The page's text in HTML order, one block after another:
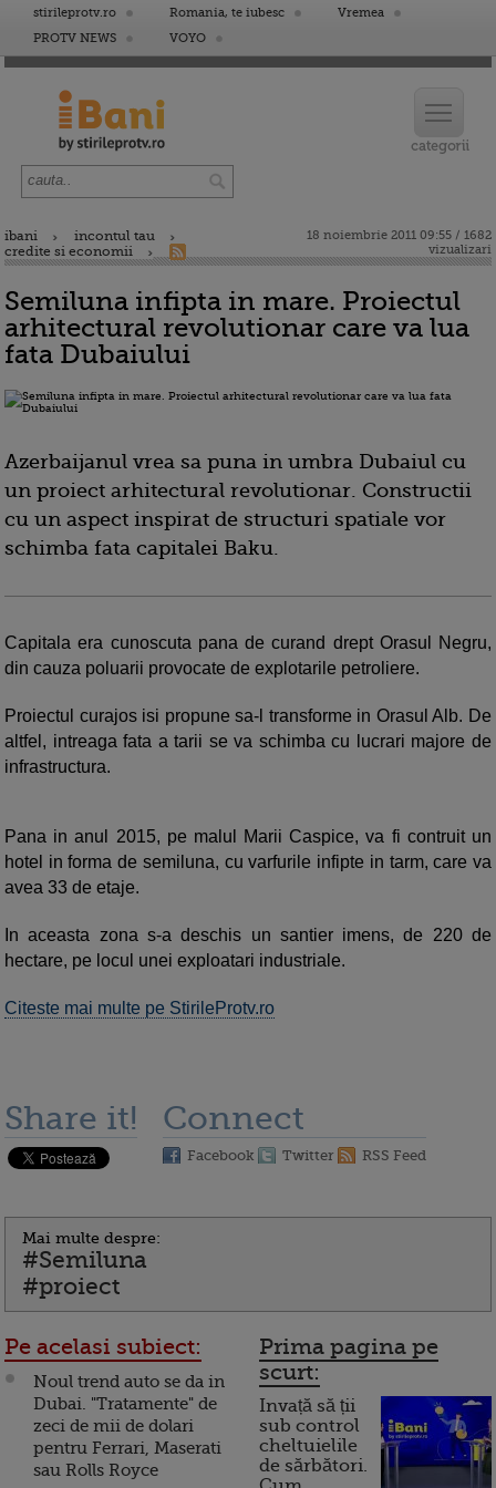
stirileprotv.ro Romania, te iubesc
Vremea
PROTV NEWS
VOYO
ibani
incontul tau
credite si economii
18 noiembrie 2011 09:55 / 1682
vizualizari
Semiluna infipta in mare. Proiectul
arhitectural revolutionar care va lua
fata Dubaiului
Azerbaijanul vrea sa puna in umbra Dubaiul cu
un proiect arhitectural revolutionar. Constructii
cu un aspect inspirat de structuri spatiale vor
schimba fata capitalei Baku.
Capitala era cunoscuta pana de curand drept Orasul Negru,
din cauza poluarii provocate de explotarile petroliere.
Proiectul curajos isi propune sa-l transforme in Orasul Alb. De
altfel, intreaga fata a tarii se va schimba cu lucrari majore de
infrastructura.
Pana in anul 2015, pe malul Marii Caspice, va fi contruit un
hotel in forma de semiluna, cu varfurile infipte in tarm, care va
avea 33 de etaje.
In aceasta zona s-a deschis un santier imens, de 220 de
hectare, pe locul unei exploatari industriale.
Citeste mai multe pe StirileProtv.ro
Share it! Connect
Facebook Twitter RSS Feed
Mai multe despre:
#Semiluna
#proiect
Pe acelasi subiect:
Noul trend auto se da in
Dubai. "Tratamente" de
zeci de mii de dolari
pentru Ferrari, Maserati
sau Rolls Royce
Prima pagina pe
scurt:
Invață să ții
sub control
cheltuielile
de sărbători.